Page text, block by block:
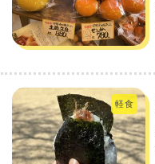
軽食